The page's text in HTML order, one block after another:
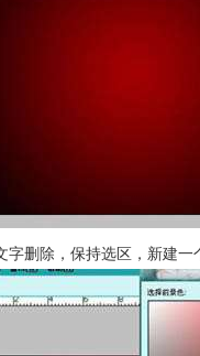
删除，保持选区，新建一